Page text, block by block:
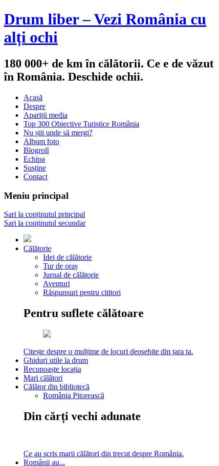
Drum liber – Vezi România cu
alți ochi
180 000+ de km în călătorii. Ce e de văzut
în România. Deschide ochii.
Acasă
Despre
Apariții media
Top 300 Obiective Turistice România
Nu știi unde să mergi?
Album foto
Blogroll
Echipa
Susține
Contact
Meniu principal
Sari la conținutul principal
Sari la conținutul secundar
Călătorie
Idei de călătorie
Tur de oraș
Jurnal de călătorie
Aventuri
Răspunsuri pentru cititori
Pentru suflete călătoare
Citește despre o mulțime de locuri deosebite din țara ta.
Ghiduri utile la drum
Recunoaște locația
Mari călători
Călător din bibliotecă
România Pitorească
Din cărți vechi adunate
Ce au scris marii călători din trecut despre România.
Românii au...